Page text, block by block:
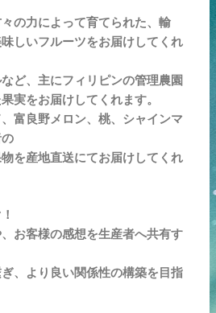
の力によって育てられた、輸
しいフルーツをお届けしてくれ
ど、主にフィリピンの管理農園
実をお届けしてくれます。
富良野メロン、桃、シャインマ
を産地直送にてお届けしてくれ
お客様の感想を生産者へ共有す
、より良い関係性の構築を目指